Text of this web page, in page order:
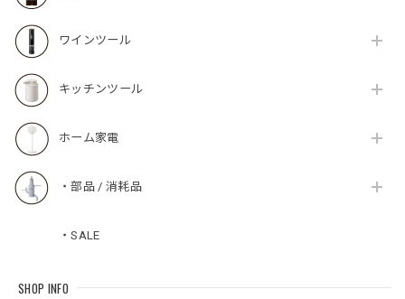
ワインツール
キッチンツール
ホーム家電
・部品 / 消耗品
・SALE
SHOP INFO